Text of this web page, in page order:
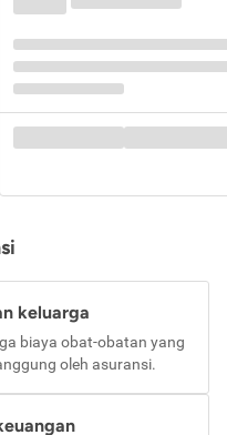
keluarga
biaya obat-obatan yang
oleh asuransi.